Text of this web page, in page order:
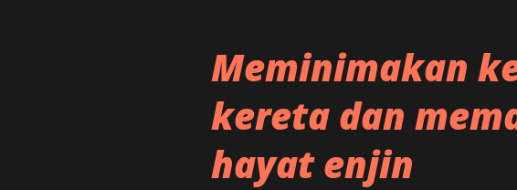
Meminimakan
kereta dan
hayat enjin